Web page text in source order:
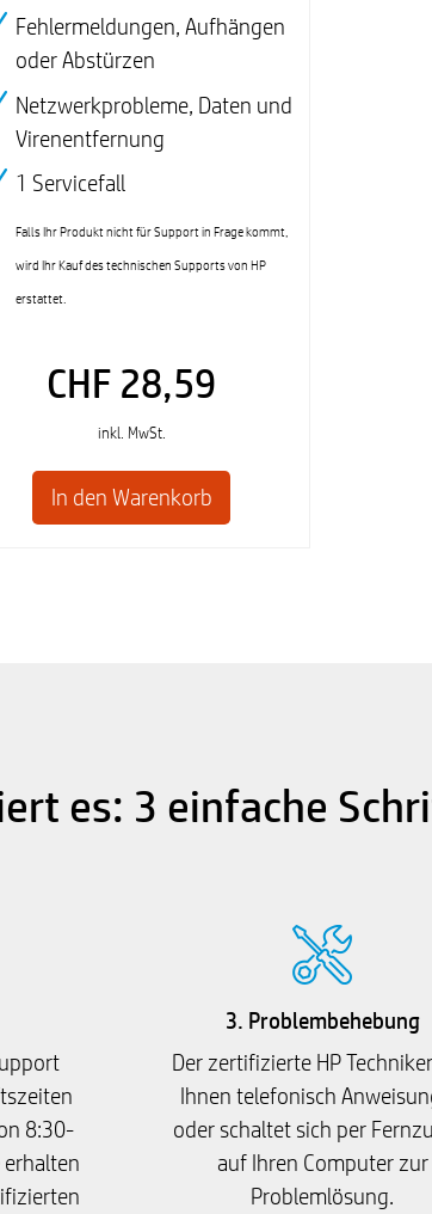
Fehlermeldungen, Aufhängen
oder Abstürzen
Netzwerkprobleme, Daten und
Virenentfernung
1 Servicefall
Falls Ihr Produkt nicht für Support in Frage kommt,
wird Ihr Kauf des technischen Supports von HP
erstattet.
CHF 28,59
inkl. MwSt.
es: 3 einfache
8:30-
erhalten
3. Problembehebung
Der zertifizierte HP
Ihnen telefonisch
oder schaltet sich per
auf Ihren Computer zur
Problemlösung.